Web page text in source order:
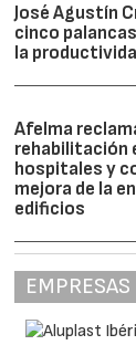
José Agustín
cinco
la
Afelma
rehabilitación
hospitales y
mejora de la
edificios